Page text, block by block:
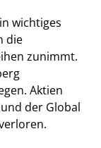
wichtiges
die
zunimmt.
Aktien
der Global